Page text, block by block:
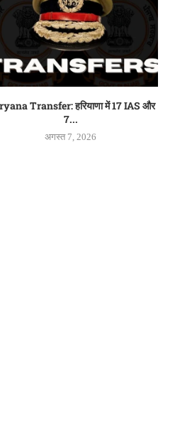
Transfer: हरियाणा में 17 IAS और
7...
अगस्त 7, 2026